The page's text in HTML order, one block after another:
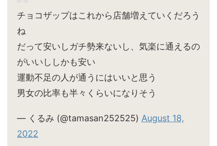
チョコザップはこれから店舗増えていくだろう
ね
だって安いしガチ勢来ないし、気楽に通えるの
がいいししかも安い
運動不足の人が通うにはいいと思う
男女の比率も半々くらいになりそう
— くるみ (@tamasan252525) August 18,
2022